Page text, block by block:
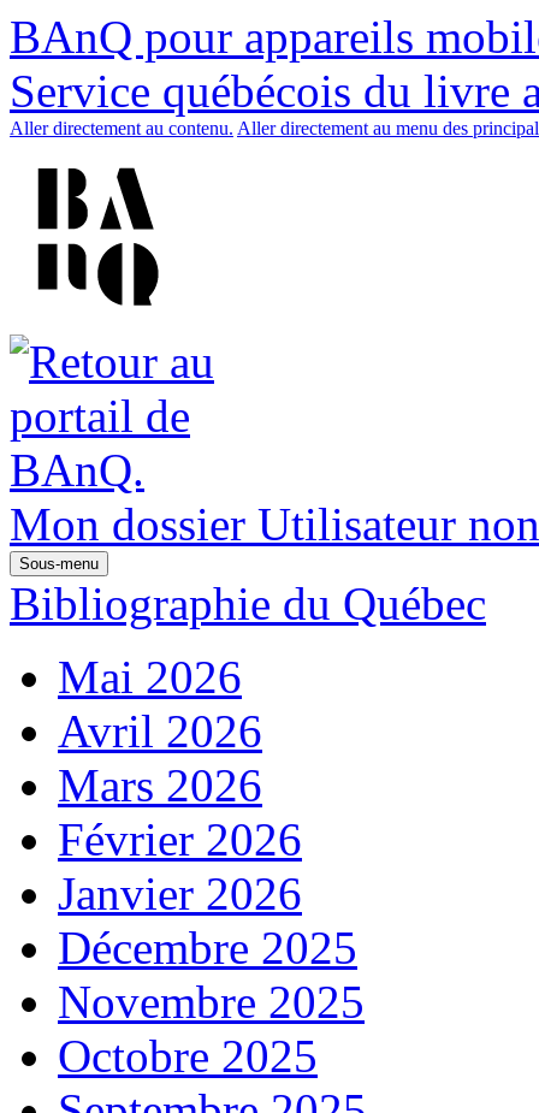
BAnQ pour appareils
Service québécois du livre
Aller directement au contenu. Aller directement au menu des
Mon dossier Utilisateur
Sous-menu
Bibliographie du Québec
Mai 2026
Avril 2026
Mars 2026
Février 2026
Janvier 2026
Décembre 2025
Novembre 2025
Octobre 2025